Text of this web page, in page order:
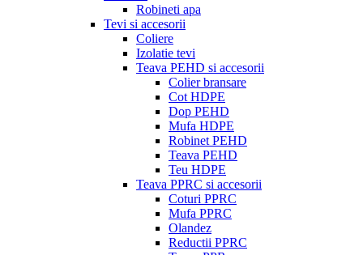
Robineti apa
Tevi si accesorii
Coliere
Izolatie tevi
Teava PEHD si accesorii
Colier bransare
Cot HDPE
Dop PEHD
Mufa HDPE
Robinet PEHD
Teava PEHD
Teu HDPE
Teava PPRC si accesorii
Coturi PPRC
Mufa PPRC
Olandez
Reductii PPRC